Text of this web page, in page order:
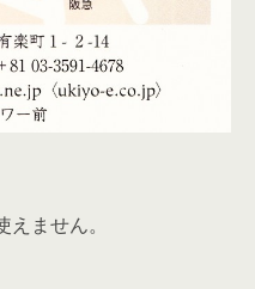
ません。